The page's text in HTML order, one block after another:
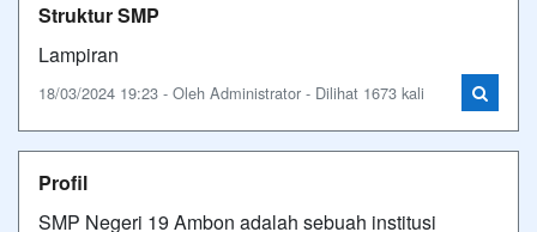
Struktur SMP
Lampiran
18/03/2024 19:23 - Oleh Administrator - Dilihat 1673 kali
Profil
SMP Negeri 19 Ambon adalah sebuah institusi